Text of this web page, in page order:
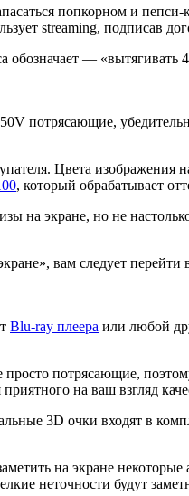
попкорном и
streaming, подписав
—
потрясающие,
Цвета
, который обрабатывает
на экране, но не
вам следует
Blu-ray плеера или любой
потрясающие,
на ваш взгляд
3D очки входят в
на экране
неточности будут